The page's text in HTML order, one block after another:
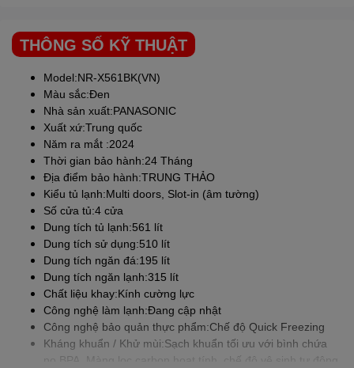
năng lượng, giúp tủ vận hành
êm
Tủ lạnhPANASONICNR-X561BK-VN đã được hãng tích hợp
công nghệ Inverter tiết kiệm điện tiên tiến. Tùy vào nhu cầu làm
lạnh thực tế mà tốc độ của máy nén được điều chỉnh linh hoạt về
mức phù hợp. Chính vì thế người dùng có thể yên tâm về vấn đề
chi phí điện năng hằng tháng khi sử dụng chiếc tủ lạnh
PANASONICInverter này.
Mặt khác, công nghệ Inverter còn giúp cho tủ lạnh vận hành êm
ái hơn. Nếu xét về độ bền thì dòng tủ lạnh
PANASONICInverter vẫn luôn được đánh giá cao so với những
dòng sản phẩm truyền thống.
Ngăn Quick Freezing hỗ trợ làm
đông nhanh chóng cho thực
phẩm
THÔNG SỐ KỸ THUẬT
Model:NR-X561BK(VN)
Màu sắc:Đen
Nhà sản xuất:PANASONIC
Xuất xứ:Trung quốc
Năm ra mắt :2024
Thời gian bảo hành:24 Tháng
Địa điểm bảo hành:TRUNG THẢO
Kiểu tủ lạnh:Multi doors, Slot-in (âm tường)
Số cửa tủ:4 cửa
Dung tích tủ lạnh:561 lít
Dung tích sử dụng:510 lít
Dung tích ngăn đá:195 lít
Dung tích ngăn lạnh:315 lít
Chất liệu khay:Kính cường lực
Công nghệ làm lạnh:Đang cập nhật
Công nghệ bảo quản thực phẩm:Chế độ Quick Freezing
Kháng khuẩn / Khử mùi:Sạch khuẩn tối ưu với bình chứa
no BPA, Màng lọc carbon hoạt tính, chế độ vệ sinh tự động